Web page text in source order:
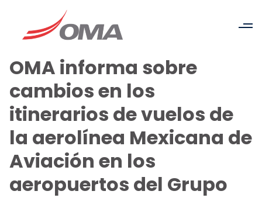
OMA informa sobre
cambios en los
itinerarios de vuelos de
la aerolínea Mexicana de
Aviación en los
aeropuertos del Grupo